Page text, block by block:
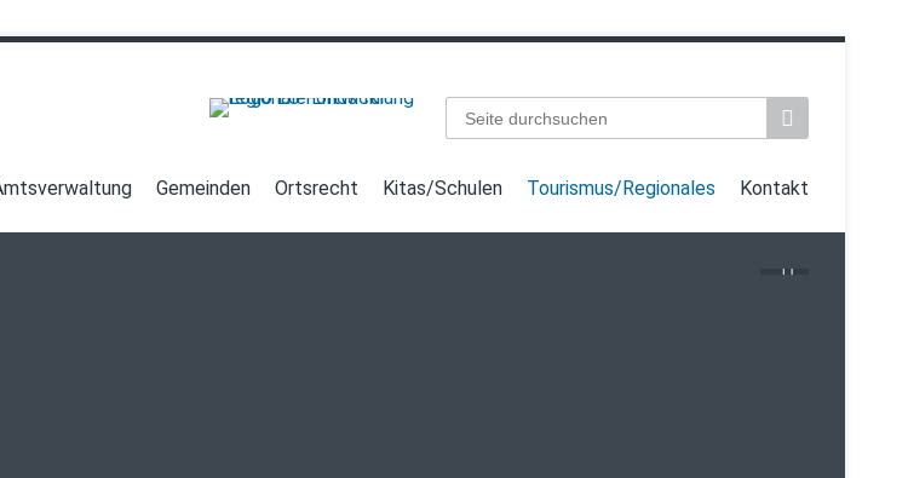
Suchbegriffe
Gemeinden Ortsrecht Kitas/Schulen Tourismus/Regionales Kontakt